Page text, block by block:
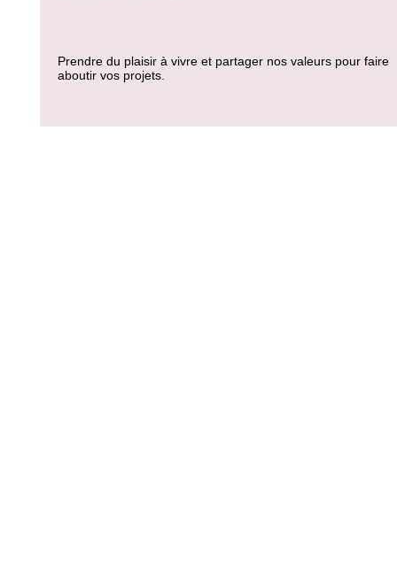
Prendre du plaisir à vivre et partager nos valeurs pour faire
aboutir vos projets.